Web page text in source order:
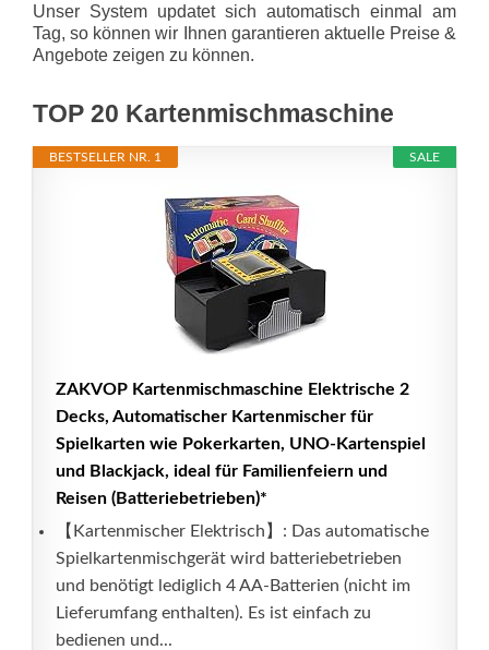
Unser System updatet sich automatisch einmal am
Tag, so können wir Ihnen garantieren aktuelle Preise &
Angebote zeigen zu können.
TOP 20 Kartenmischmaschine
SALE
BESTSELLER NR. 1
ZAKVOP Kartenmischmaschine Elektrische 2
Decks, Automatischer Kartenmischer für
Spielkarten wie Pokerkarten, UNO-Kartenspiel
und Blackjack, ideal für Familienfeiern und
Reisen (Batteriebetrieben)*
【Kartenmischer Elektrisch】: Das automatische
Spielkartenmischgerät wird batteriebetrieben
und benötigt lediglich 4 AA-Batterien (nicht im
Lieferumfang enthalten). Es ist einfach zu
bedienen und...